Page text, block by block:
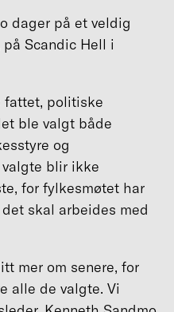
dager på et veldig
Scandic Hell i
fattet, politiske
ble valgt både
og
blir ikke
for fylkesmøtet har
skal arbeides med
mer om senere, for
alle de valgte. Vi